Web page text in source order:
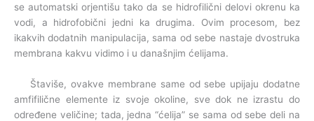
se automatski orjentišu tako da se hidrofilični delovi okrenu ka
vodi, a hidrofobični jedni ka drugima. Ovim procesom, bez
ikakvih dodatnih manipulacija, sama od sebe nastaje dvostruka
membrana kakvu vidimo i u današnjim ćelijama.
Štaviše, ovakve membrane same od sebe upijaju dodatne
amfifilične elemente iz svoje okoline, sve dok ne izrastu do
određene veličine; tada, jedna “ćelija” se sama od sebe deli na